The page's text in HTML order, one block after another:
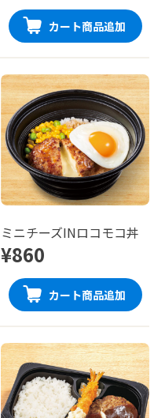
カート商品追加
ミニチーズINロコモコ丼
¥860
カート商品追加